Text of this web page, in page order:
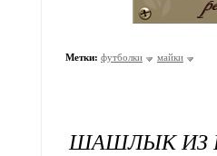
Метки: футболки майки
ШАШЛЫК ИЗ